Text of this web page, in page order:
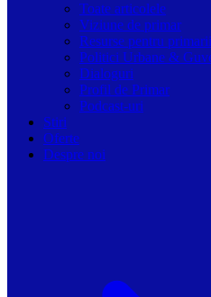
Toate articolele
Viziune de primar
Resurse pentru primarii
Politici Urbane &
Dialoguri
Profil de Primar
Podcast-uri
Stiri
Oferte
Despre noi